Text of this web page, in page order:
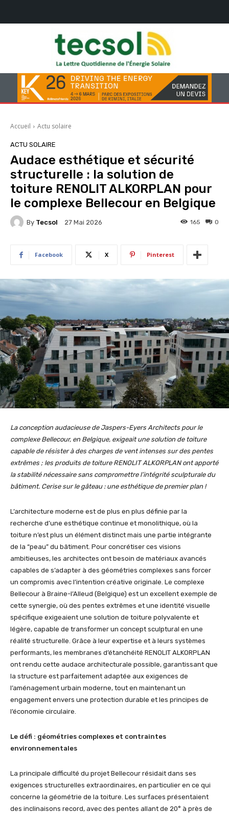
Accueil Actu solaire
ACTU SOLAIRE
Audace esthétique et sécurité
structurelle : la solution de
toiture RENOLIT ALKORPLAN pour
le complexe Bellecour en Belgique
By Tecsol 27 Mai 2026 0
165
Facebook X Pinterest
La conception audacieuse de Jaspers-Eyers Architects pour le
complexe Bellecour, en Belgique, exigeait une solution de toiture
capable de résister à des charges de vent intenses sur des pentes
extrêmes ; les produits de toiture RENOLIT ALKORPLAN ont apporté
la stabilité nécessaire sans compromettre l’intégrité sculpturale du
bâtiment. Cerise sur le gâteau : une esthétique de premier plan !
L’architecture moderne est de plus en plus définie par la
recherche d’une esthétique continue et monolithique, où la
toiture n’est plus un élément distinct mais une partie intégrante
de la “peau” du bâtiment. Pour concrétiser ces visions
ambitieuses, les architectes ont besoin de matériaux avancés
capables de s’adapter à des géométries complexes sans forcer
un compromis avec l’intention créative originale. Le complexe
Bellecour à Braine-l’Alleud (Belgique) est un excellent exemple de
cette synergie, où des pentes extrêmes et une identité visuelle
spécifique exigeaient une solution de toiture polyvalente et
légère, capable de transformer un concept sculptural en une
réalité structurelle. Grâce à leur expertise et à leurs systèmes
performants, les membranes d’étanchéité RENOLIT ALKORPLAN
ont rendu cette audace architecturale possible, garantissant que
la structure est parfaitement adaptée aux exigences de
l’aménagement urbain moderne, tout en maintenant un
engagement envers une protection durable et les principes de
l’économie circulaire.
Le défi : géométries complexes et contraintes
environnementales
La principale difficulté du projet Bellecour résidait dans ses
exigences structurelles extraordinaires, en particulier en ce qui
concerne la géométrie de la toiture. Les surfaces présentaient
des inclinaisons record, avec des pentes allant de 20° à près de